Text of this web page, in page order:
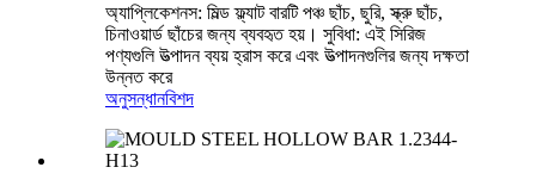
অ্যাপ্লিকেশনস: মিল্ড ফ্ল্যাট বারটি পঞ্চ ছাঁচ, ছুরি, স্ক্রু ছাঁচ,
চিনাওয়ার্ড ছাঁচের জন্য ব্যবহৃত হয়। সুবিধা: এই সিরিজ
পণ্যগুলি উত্পাদন ব্যয় হ্রাস করে এবং উত্পাদনগুলির জন্য দক্ষতা
উন্নত করে
অনুসন্ধানবিশদ